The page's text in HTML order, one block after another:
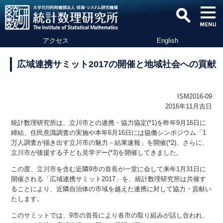
アクセス English
広域連携サミット2017の開催と地域社会への貢献
ISM2016-09
2016年11月吉日
統計数理研究所は、立川市との連携・協力協定(*1)を昨年9月16日に
締結、住民意識調査の実施や本年6月16日には協働シンポジウム「1
万人調査が描き出す立川市の魅力－結果速報」を開催(*2)、さらに、
立川市が後援する子ども見学デー(*3)を開催してきました。
この度、立川市を含む近隣9市の首長が一堂に会して来年1月31日に
開催される「広域連携サミット2017」を、統計数理研究所は共催す
ることにより、近隣自治体の市域を越えた連携に対して協力・貢献い
たします。
このサミットでは、9市の首長により各市の取り組みが話し合われ、